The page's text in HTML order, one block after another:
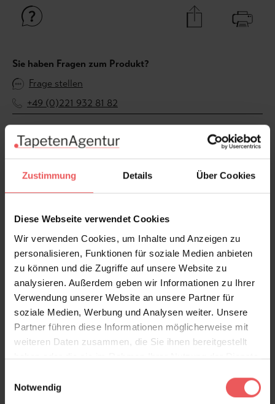
Zustimmung Details Über Cookies
Diese Webseite verwendet Cookies
Wir verwenden Cookies, um Inhalte und Anzeigen zu
personalisieren, Funktionen für soziale Medien anbieten
zu können und die Zugriffe auf unsere Website zu
analysieren. Außerdem geben wir Informationen zu Ihrer
Verwendung unserer Website an unsere Partner für
soziale Medien, Werbung und Analysen weiter. Unsere
Partner führen diese Informationen möglicherweise mit
weiteren Daten zusammen, die Sie ihnen bereitgestellt
haben oder die sie im Rahmen Ihrer Nutzung der Dienste
Notwendig
Sie haben Fragen zum Produkt?
Frage stellen
+49 (0)221 932 81 82
Varianten